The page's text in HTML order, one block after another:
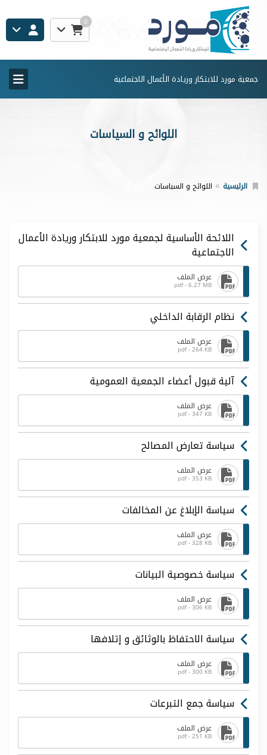
0
جمعية مورد للابتكار وريادة الأعمال الاجتماعية
اللوائح و السياسات
الرئيسية اللوائح و السياسات
اللائحة الأساسية لجمعية مورد للابتكار وريادة الأعمال
الاجتماعية
عرض الملف
pdf - 6.27 MB
نظام الرقابة الداخلي
عرض الملف
pdf - 264 KB
آلية قبول أعضاء الجمعية العمومية
عرض الملف
pdf - 347 KB
سياسة تعارض المصالح
عرض الملف
pdf - 353 KB
سياسة الإبلاغ عن المخالفات
عرض الملف
pdf - 328 KB
سياسة خصوصية البيانات
عرض الملف
pdf - 306 KB
سياسة الاحتفاظ بالوثائق و إتلافها
عرض الملف
pdf - 300 KB
سياسة جمع التبرعات
عرض الملف
pdf - 251 KB